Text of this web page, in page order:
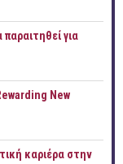
για
New
καριέρα στην